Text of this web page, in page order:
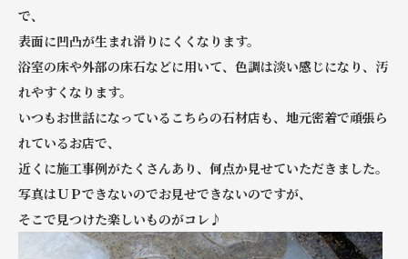
で、
表面に凹凸が生まれ滑りにくくなります。
浴室の床や外部の床石などに用いて、色調は淡い感じになり、汚
れやすくなります。
いつもお世話になっているこちらの石材店も、地元密着で頑張ら
れているお店で、
近くに施工事例がたくさんあり、何点か見せていただきました。
写真はＵＰできないのでお見せできないのですが、
そこで見つけた楽しいものがコレ♪